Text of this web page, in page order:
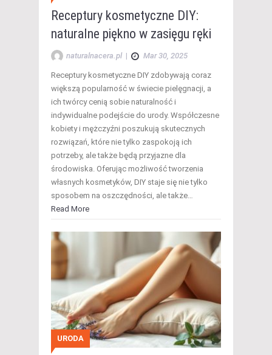
Receptury kosmetyczne DIY:
naturalne piękno w zasięgu ręki
naturalnacera.pl | Mar 30, 2025
Receptury kosmetyczne DIY zdobywają coraz
większą popularność w świecie pielęgnacji, a
ich twórcy cenią sobie naturalność i
indywidualne podejście do urody. Współczesne
kobiety i mężczyźni poszukują skutecznych
rozwiązań, które nie tylko zaspokoją ich
potrzeby, ale także będą przyjazne dla
środowiska. Oferując możliwość tworzenia
własnych kosmetyków, DIY staje się nie tylko
sposobem na oszczędności, ale także…
Read More
URODA